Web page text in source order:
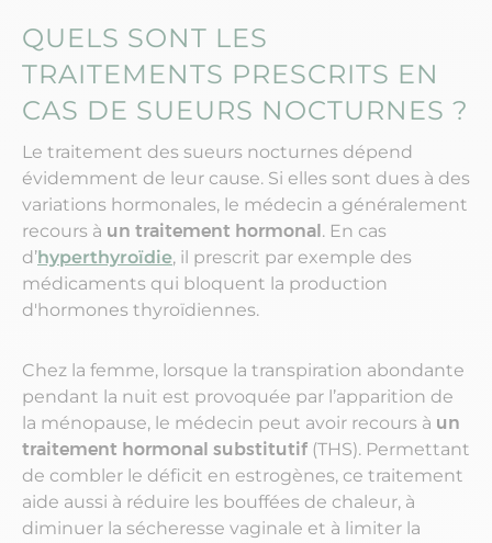
QUELS SONT LES
TRAITEMENTS PRESCRITS EN
CAS DE SUEURS NOCTURNES ?
Le traitement des sueurs nocturnes dépend
évidemment de leur cause. Si elles sont dues à des
variations hormonales, le médecin a généralement
recours à un traitement hormonal . En cas
d’hyperthyroïdie, il prescrit par exemple des
médicaments qui bloquent la production
d'hormones thyroïdiennes.
Chez la femme, lorsque la transpiration abondante
pendant la nuit est provoquée par l’apparition de
la ménopause, le médecin peut avoir recours à un
traitement hormonal substitutif (THS). Permettant
de combler le déficit en estrogènes, ce traitement
aide aussi à réduire les bouffées de chaleur, à
diminuer la sécheresse vaginale et à limiter la